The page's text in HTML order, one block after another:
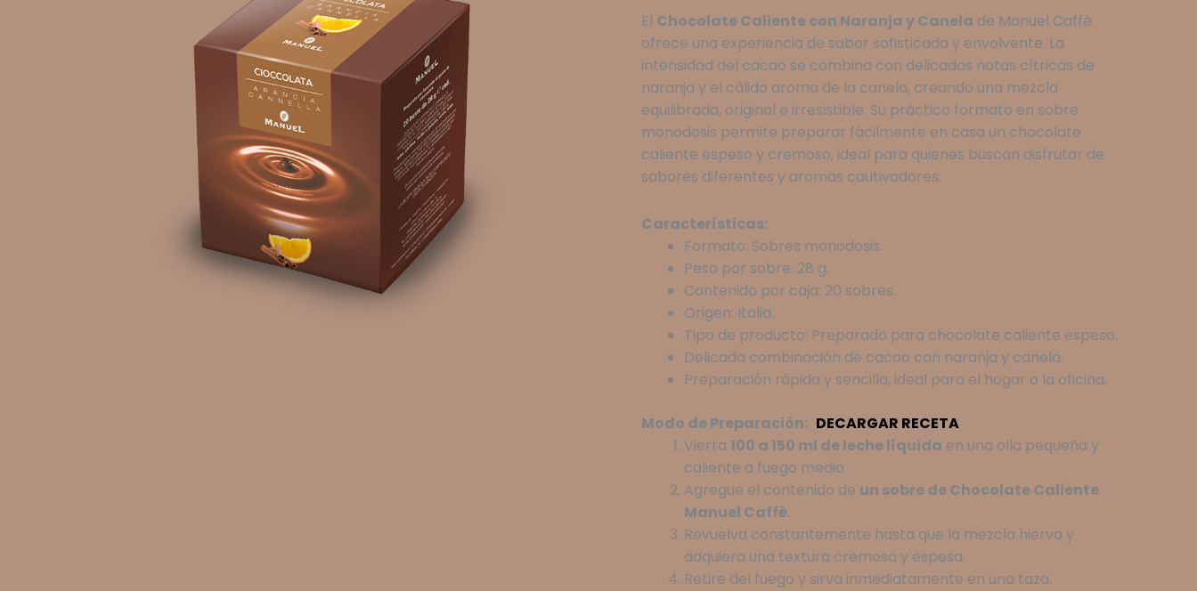
con
Canela
Display
de
20
Sobres
cantidad
El Chocolate Caliente con Naranja y Canela de Manuel Caffè
ofrece una experiencia de sabor sofisticada y envolvente. La
intensidad del cacao se combina con delicadas notas cítricas de
naranja y el cálido aroma de la canela, creando una mezcla
equilibrada, original e irresistible. Su práctico formato en sobre
monodosis permite preparar fácilmente en casa un chocolate
caliente espeso y cremoso, ideal para quienes buscan disfrutar de
sabores diferentes y aromas cautivadores.
Características:
Formato: Sobres monodosis.
Peso por sobre: 28 g.
Contenido por caja: 20 sobres.
Origen: Italia.
Tipo de producto: Preparado para chocolate caliente espeso.
Delicada combinación de cacao con naranja y canela.
Preparación rápida y sencilla, ideal para el hogar o la oficina.
Modo de Preparación: DECARGAR RECETA
Vierta 100 a 150 ml de leche líquida en una olla pequeña y
caliente a fuego medio.
Agregue el contenido de un sobre de Chocolate Caliente
Manuel Caffè.
Revuelva constantemente hasta que la mezcla hierva y
adquiera una textura cremosa y espesa.
Retire del fuego y sirva inmediatamente en una taza.